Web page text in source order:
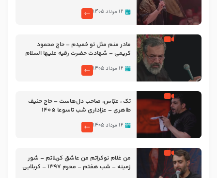
۱۲ مرداد ۱۴۰۵
مادر منم مثل تو خمیدم – حاج محمود
کریمی – شهادت حضرت رقیه علیها السلام
۱۲ مرداد ۱۴۰۵
تک ، عبّاس، صاحب دل‌هاست – حاج حنیف
طاهری – عزاداری شب تاسوعا 1405
۱۲ مرداد ۱۴۰۵
من غلام نوکراتم من عاشق کربلاتم – شور
زمینه – شب هفتم – محرم 1397 – کربلایی